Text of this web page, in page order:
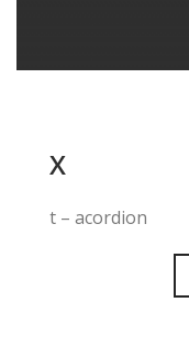
X
t – acordion